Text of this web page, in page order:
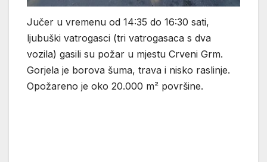
Jučer u vremenu od 14:35 do 16:30 sati,
ljubuški vatrogasci (tri vatrogasaca s dva
vozila) gasili su požar u mjestu Crveni Grm.
Gorjela je borova šuma, trava i nisko raslinje.
Opožareno je oko 20.000 m² površine.